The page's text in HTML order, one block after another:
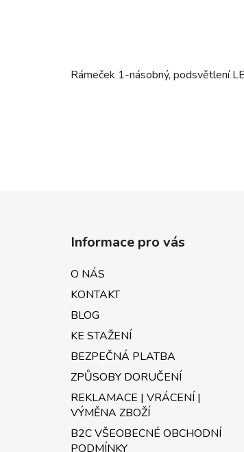
Rámeček 1-násobný, podsvětlení
Informace pro vás
O NÁS
KONTAKT
BLOG
KE STAŽENÍ
BEZPEČNÁ PLATBA
ZPŮSOBY DORUČENÍ
REKLAMACE | VRÁCENÍ |
VÝMĚNA ZBOŽÍ
B2C VŠEOBECNÉ OBCHODNÍ
PODMÍNKY